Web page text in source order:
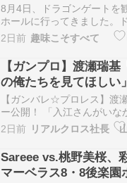
8月4日、ドラゴンゲートを
ホールに行ってきました。
最大の大会である神戸ワー
終わり、ここから新しい闘
はタッグリーグ戦が今大会
す。 また今大会でシュンく
ら離れます。…
2日前 趣味こそすべて
【ガンプロ】渡瀬瑞
の俺たちを見てほしい
命の王座戦へ
【ガンバレ☆プロレス】渡
ー公開！ 「入江さんがいな
しての俺は死んでいた。」
選手のすべてが詰まってい
ら自分を信じ続けてくれた
その最大の恩人を、自ら王
理由とは…
2日前
Sareee vs.桃野美桜、
マーベラス8・8後楽園